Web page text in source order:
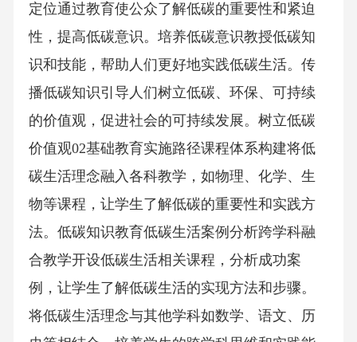
定位通过教育使公众了解低碳的重要性和紧迫
性，提高低碳意识。培养低碳意识教授低碳知
识和技能，帮助人们更好地实践低碳生活。传
播低碳知识引导人们树立低碳、环保、可持续
的价值观，促进社会的可持续发展。树立低碳
价值观02基础教育实施路径课程体系构建将低
碳生活理念融入各科教学，如物理、化学、生
物等课程，让学生了解低碳的重要性和实践方
法。低碳知识教育低碳生活案例分析跨学科融
合教学开设低碳生活相关课程，分析成功案
例，让学生了解低碳生活的实现方法和步骤。
将低碳生活理念与其他学科如数学、语文、历